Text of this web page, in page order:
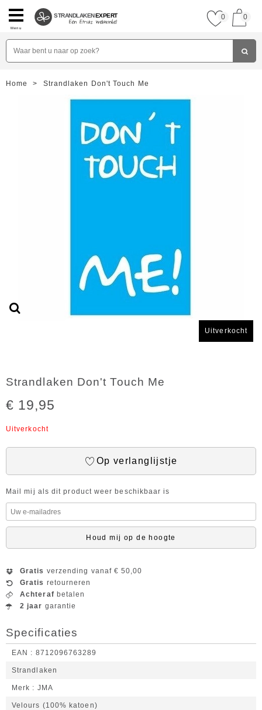
Menu
STRANDLAKENEXPERT 0 0
Home > Strandlaken Don't Touch Me
Uitverkocht
Strandlaken Don't Touch Me
€ 19,95
Uitverkocht
Op verlanglijstje
Mail mij als dit product weer beschikbaar is
Houd mij op de hoogte
Gratis verzending vanaf € 50,00
Gratis retourneren
Achteraf betalen
2 jaar garantie
Specificaties
EAN 8712096763289
Strandlaken
Merk JMA
Velours (100% katoen)